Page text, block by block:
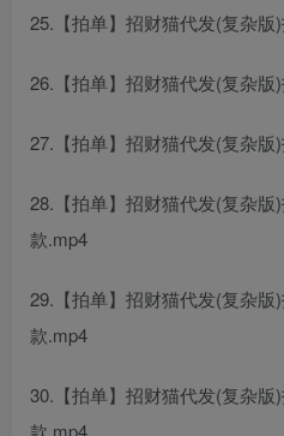
25.【拍单】招财猫代发(复杂
26.【拍单】招财猫代发(复杂
27.【拍单】招财猫代发(复杂
28.【拍单】招财猫代发(复杂版
款.mp4
29.【拍单】招财猫代发(复杂版
款.mp4
30.【拍单】招财猫代发(复杂版
款.mp4